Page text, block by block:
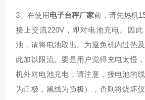
3、在使用电子台秤厂家前，请先热机
接上交流220V，即对电池充电。因
池，请将电池取出。为避免机内过热
此加以限流。要是用户觉得充电太慢
机外对电池充电，请注意，接电池的
为正极，黑线为负极），否则将烧坏